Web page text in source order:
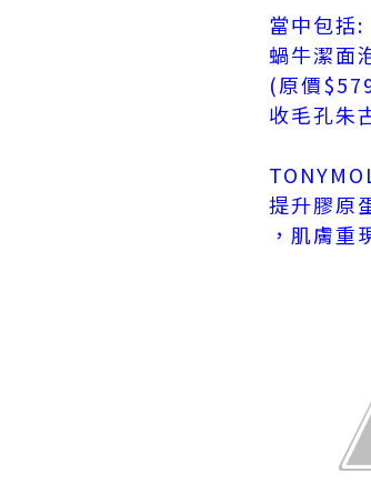
當中包括:
蝸牛潔面
(原價
收毛孔朱
提升膠原
，肌膚重